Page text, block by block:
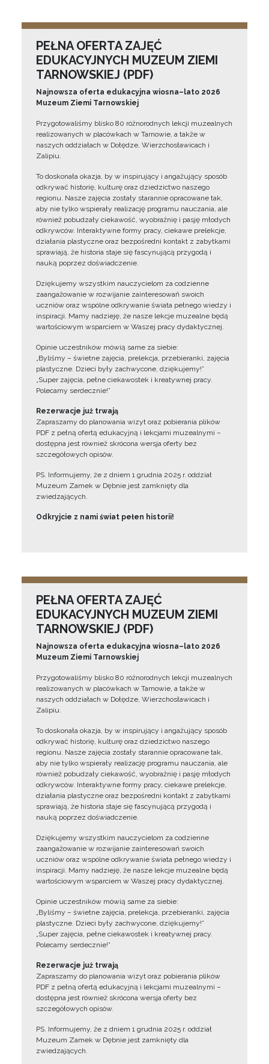
PEŁNA OFERTA ZAJĘĆ
EDUKACYJNYCH MUZEUM ZIEMI
TARNOWSKIEJ (PDF)
Najnowsza oferta edukacyjna wiosna–lato 2026
Muzeum Ziemi Tarnowskiej
Przygotowaliśmy blisko 80 różnorodnych lekcji muzealnych
realizowanych w placówkach w Tarnowie, a także w
naszych oddziałach w Dołędze, Wierzchosławicach i
Zalipiu.
To doskonała okazja, by w inspirujący i angażujący sposób
odkrywać historię, kulturę oraz dziedzictwo naszego
regionu. Nasze zajęcia zostały starannie opracowane tak,
aby nie tylko wspierały realizację programu nauczania, ale
również pobudzały ciekawość, wyobraźnię i pasję młodych
odkrywców. Interaktywne formy pracy, ciekawe prelekcje,
działania plastyczne oraz bezpośredni kontakt z zabytkami
sprawiają, że historia staje się fascynującą przygodą i
nauką poprzez doświadczenie.
Dziękujemy wszystkim nauczycielom za codzienne
zaangażowanie w rozwijanie zainteresowań swoich
uczniów oraz wspólne odkrywanie świata pełnego wiedzy i
inspiracji. Mamy nadzieję, że nasze lekcje muzealne będą
wartościowym wsparciem w Waszej pracy dydaktycznej.
Opinie uczestników mówią same za siebie:
„Byliśmy – świetne zajęcia, prelekcja, przebieranki, zajęcia
plastyczne. Dzieci były zachwycone, dziękujemy!”
„Super zajęcia, pełne ciekawostek i kreatywnej pracy.
Polecamy serdecznie!”
Rezerwacje już trwają
Zapraszamy do planowania wizyt oraz pobierania plików
PDF z pełną ofertą edukacyjną i lekcjami muzealnymi –
dostępna jest również skrócona wersja oferty bez
szczegółowych opisów.
PS. Informujemy, że z dniem 1 grudnia 2025 r. oddział
Muzeum Zamek w Dębnie jest zamknięty dla
zwiedzających.
Odkryjcie z nami świat pełen historii!
PEŁNA OFERTA ZAJĘĆ
EDUKACYJNYCH MUZEUM ZIEMI
TARNOWSKIEJ (PDF)
Najnowsza oferta edukacyjna wiosna–lato 2026
Muzeum Ziemi Tarnowskiej
Przygotowaliśmy blisko 80 różnorodnych lekcji muzealnych
realizowanych w placówkach w Tarnowie, a także w
naszych oddziałach w Dołędze, Wierzchosławicach i
Zalipiu.
To doskonała okazja, by w inspirujący i angażujący sposób
odkrywać historię, kulturę oraz dziedzictwo naszego
regionu. Nasze zajęcia zostały starannie opracowane tak,
aby nie tylko wspierały realizację programu nauczania, ale
również pobudzały ciekawość, wyobraźnię i pasję młodych
odkrywców. Interaktywne formy pracy, ciekawe prelekcje,
działania plastyczne oraz bezpośredni kontakt z zabytkami
sprawiają, że historia staje się fascynującą przygodą i
nauką poprzez doświadczenie.
Dziękujemy wszystkim nauczycielom za codzienne
zaangażowanie w rozwijanie zainteresowań swoich
uczniów oraz wspólne odkrywanie świata pełnego wiedzy i
inspiracji. Mamy nadzieję, że nasze lekcje muzealne będą
wartościowym wsparciem w Waszej pracy dydaktycznej.
Opinie uczestników mówią same za siebie:
„Byliśmy – świetne zajęcia, prelekcja, przebieranki, zajęcia
plastyczne. Dzieci były zachwycone, dziękujemy!”
„Super zajęcia, pełne ciekawostek i kreatywnej pracy.
Polecamy serdecznie!”
Rezerwacje już trwają
Zapraszamy do planowania wizyt oraz pobierania plików
PDF z pełną ofertą edukacyjną i lekcjami muzealnymi –
dostępna jest również skrócona wersja oferty bez
szczegółowych opisów.
PS. Informujemy, że z dniem 1 grudnia 2025 r. oddział
Muzeum Zamek w Dębnie jest zamknięty dla
zwiedzających.